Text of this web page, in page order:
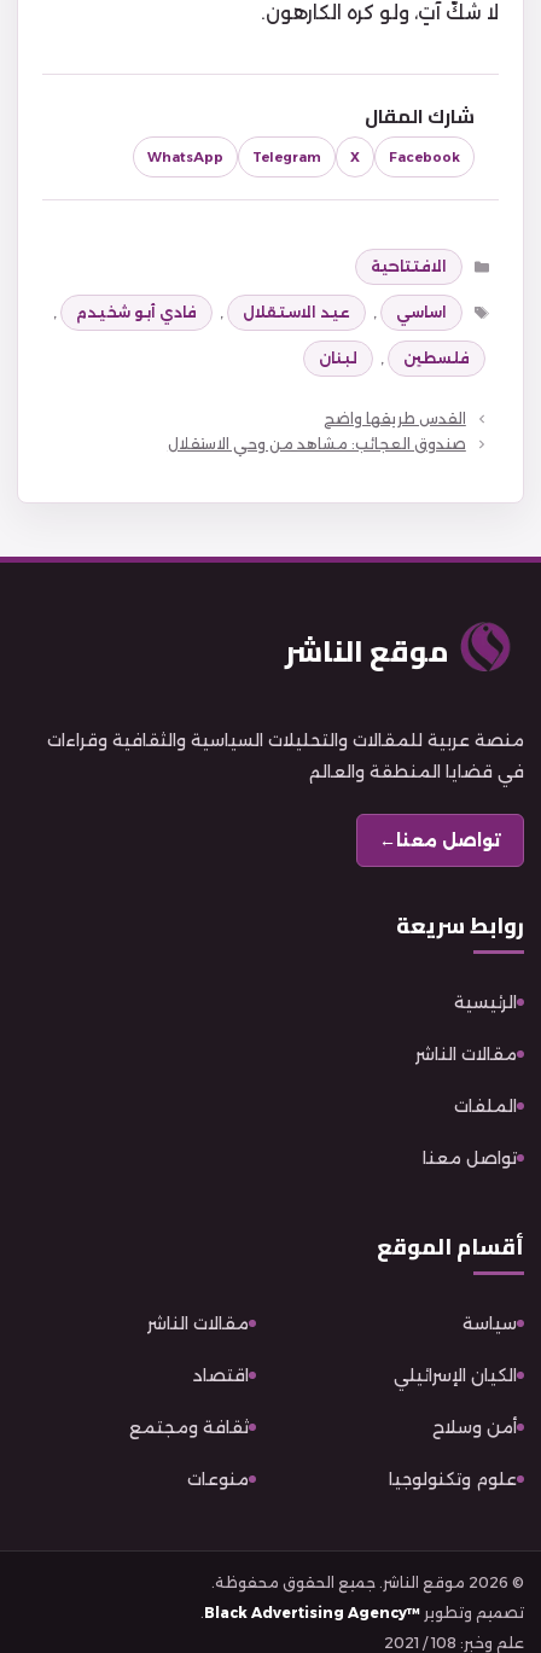
لا شكّ آتٍ، ولو كره الكارهون.
شارك المقال
Facebook
X
Telegram
WhatsApp
التصنيفات
الافتتاحية
الوسوم
اساسي , عيد الاستقلال , فادي أبو شخيدم ,
فلسطين , لبنان
القدس طريقها واضح
صندوق العجائب: مشاهد من وحي الاستقلال
موقع الناشر
منصة عربية للمقالات والتحليلات السياسية والثقافية وقراءات
في قضايا المنطقة والعالم
تواصل معنا ←
روابط سريعة
الرئيسية
مقالات الناشر
الملفات
تواصل معنا
أقسام الموقع
سياسة مقالات الناشر
الكيان الإسرائيلي اقتصاد
أمن وسلاح ثقافة ومجتمع
علوم وتكنولوجيا منوعات
© 2026 موقع الناشر. جميع الحقوق محفوظة.
تصميم وتطوير Black Advertising Agency™
.
علم وخبر: 108 / 2021